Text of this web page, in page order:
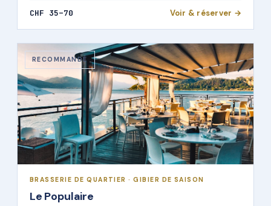
CHF 35–70 Voir & réserver →
RECOMMANDÉ
BRASSERIE DE QUARTIER · GIBIER DE SAISON
Le Populaire